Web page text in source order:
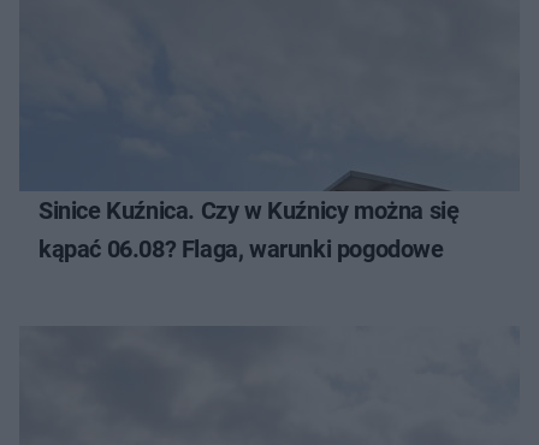
Sinice Kuźnica. Czy w Kuźnicy można się
kąpać 06.08? Flaga, warunki pogodowe